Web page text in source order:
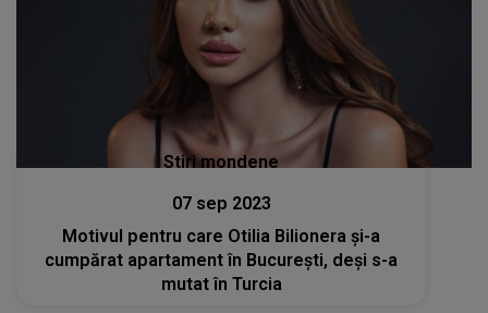
Stiri mondene
07 sep 2023
Motivul pentru care Otilia Bilionera și-a
cumpărat apartament în București, deși s-a
mutat în Turcia